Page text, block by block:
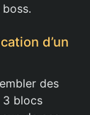
d’un
des
3 blocs